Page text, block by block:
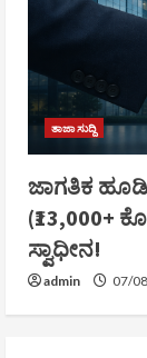
ತಾಜಾ ಸುದ್ದಿ
ಜಾಗತಿಕ
ಸ್ವಾಧೀನ!
admin 07/